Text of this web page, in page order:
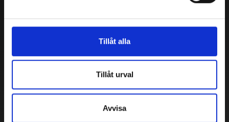
Tillåt alla
Tillåt urval
Avvisa